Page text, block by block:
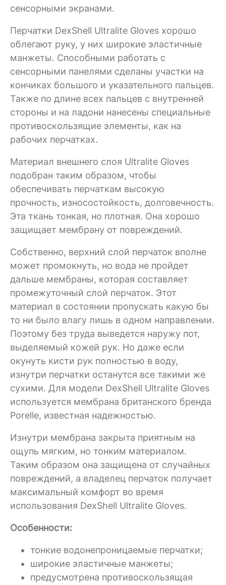
сенсорными экранами.
Перчатки DexShell Ultralite Gloves хорошо
облегают руку, у них широкие эластичные
манжеты. Способными работать с
сенсорными панелями сделаны участки на
кончиках большого и указательного пальцев.
Также по длине всех пальцев с внутренней
стороны и на ладони нанесены специальные
противоскользящие элементы, как на
рабочих перчатках.
Материал внешнего слоя Ultralite Gloves
подобран таким образом, чтобы
обеспечивать перчаткам высокую
прочность, износостойкость, долговечность.
Эта ткань тонкая, но плотная. Она хорошо
защищает мембрану от повреждений.
Собственно, верхний слой перчаток вполне
может промокнуть, но вода не пройдет
дальше мембраны, которая составляет
промежуточный слой перчаток. Этот
материал в состоянии пропускать какую бы
то ни было влагу лишь в одном направлении.
Поэтому без труда выведется наружу пот,
выделяемый кожей рук. Но даже если
окунуть кисти рук полностью в воду,
изнутри перчатки останутся все такими же
сухими. Для модели DexShell Ultralite Gloves
используется мембрана британского бренда
Porelle, известная надежностью.
Изнутри мембрана закрыта приятным на
ощупь мягким, но тонким материалом.
Таким образом она защищена от случайных
повреждений, а владелец перчаток получает
максимальный комфорт во время
использования DexShell Ultralite Gloves.
Особенности:
тонкие водонепроницаемые перчатки;
широкие эластичные манжеты;
предусмотрена противоскользящая